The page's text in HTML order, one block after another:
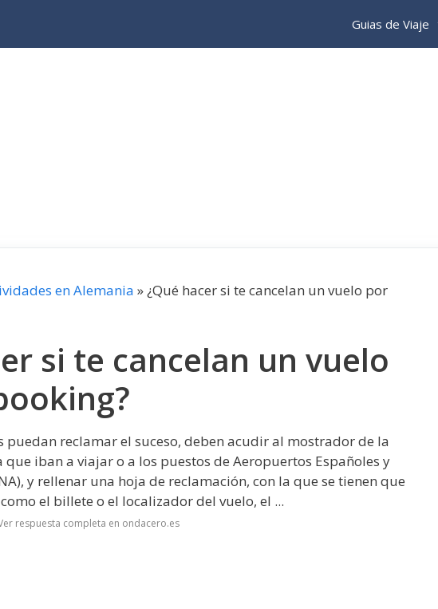
Guias de Viaje
en Alemania »¿Qué hacer si te cancelan un vuelo por
si te cancelan un vuelo
puedan reclamar el suceso, deben acudir al mostrador de la
iban a viajar o a los puestos de Aeropuertos Españoles y
y rellenar una hoja de reclamación, con la que se tienen que
el billete o el localizador del vuelo, el ...
respuesta completa en ondacero.es